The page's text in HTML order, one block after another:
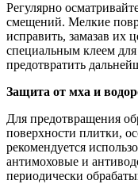
Регулярно
смещений. Мелкие
исправить, замазав их
специальным клеем
предотвратить
Защита от мха и
Для предотвращения
поверхности плитки,
рекомендуется
антимоховые и
периодически